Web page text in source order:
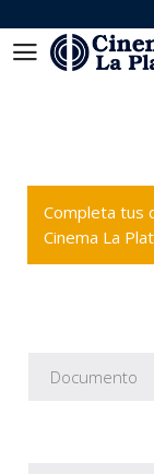
Completa tus
Cinema La